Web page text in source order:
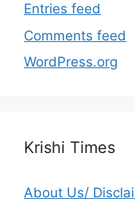
Entries feed
Comments feed
WordPress.org
Krishi Times
About Us/